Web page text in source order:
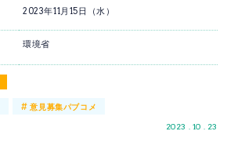
2023 . 10 . 23
2023年11月15日（水）
環境省
#意見募集パブコメ